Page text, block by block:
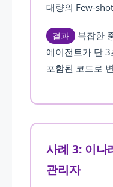
대량의 Few-
결과
복잡한
에이전트가 단
포함된 코드로
사례 3: 이나
관리자